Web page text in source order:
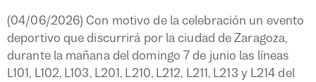
(04/06/2026) Con motivo de la celebración un evento
deportivo que discurrirá por la ciudad de Zaragoza,
durante la mañana del domingo 7 de junio las líneas
L101, L102, L103, L201, L210, L212, L211, L213 y L214 del